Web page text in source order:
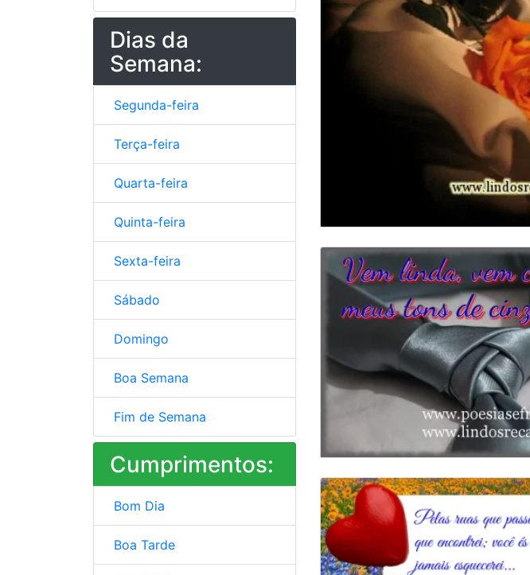
Dias da
Semana:
Segunda-feira
Terça-feira
Quarta-feira
Quinta-feira
Sexta-feira
Sábado
Domingo
Boa Semana
Fim de Semana
Cumprimentos:
Bom Dia
Boa Tarde